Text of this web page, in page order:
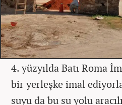
4. yüzyılda Batı Roma
bir yerleşke imal
suyu da bu su yolu